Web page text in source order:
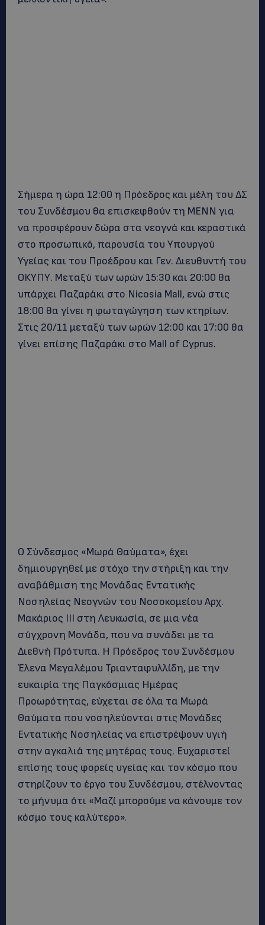
Σήμερα η ώρα 12:00 η Πρόεδρος και μέλη του ΔΣ
του Συνδέσμου θα επισκεφθούν τη ΜΕΝΝ για
να προσφέρουν δώρα στα νεογνά και κεραστικά
στο προσωπικό, παρουσία του Υπουργού
Υγείας και του Προέδρου και Γεν. Διευθυντή του
ΟΚΥΠΥ. Μεταξύ των ωρών 15:30 και 20:00 θα
υπάρχει Παζαράκι στο Nicosia Mall, ενώ στις
18:00 θα γίνει η φωταγώγηση των κτηρίων.
Στις 20/11 μεταξύ των ωρών 12:00 και 17:00 θα
γίνει επίσης Παζαράκι στο Mall of Cyprus.
Ο Σύνδεσμος «Μωρά Θαύματα», έχει
δημιουργηθεί με στόχο την στήριξη και την
αναβάθμιση της Μονάδας Εντατικής
Νοσηλείας Νεογνών του Νοσοκομείου Αρχ.
Μακάριος ΙΙΙ στη Λευκωσία, σε μια νέα
σύγχρονη Μονάδα, που να συνάδει με τα
Διεθνή Πρότυπα. Η Πρόεδρος του Συνδέσμου
Έλενα Μεγαλέμου Τριανταφυλλίδη, με την
ευκαιρία της Παγκόσμιας Ημέρας
Προωρότητας, εύχεται σε όλα τα Μωρά
Θαύματα που νοσηλεύονται στις Μονάδες
Εντατικής Νοσηλείας να επιστρέψουν υγιή
στην αγκαλιά της μητέρας τους. Ευχαριστεί
επίσης τους φορείς υγείας και τον κόσμο που
στηρίζουν το έργο του Συνδέσμου, στέλνοντας
το μήνυμα ότι «Μαζί μπορούμε να κάνουμε τον
κόσμο τους καλύτερο».